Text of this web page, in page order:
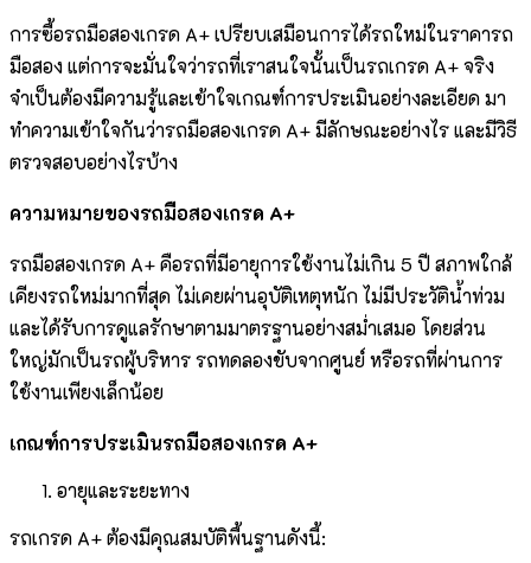
การซื้อรถมือสองเกรด A+ เปรียบเสมือนการได้รถใหม่ในราคารถ
มือสอง แต่การจะมั่นใจว่ารถที่เราสนใจนั้นเป็นรถเกรด A+ จริง
จำเป็นต้องมีความรู้และเข้าใจเกณฑ์การประเมินอย่างละเอียด มา
ทำความเข้าใจกันว่ารถมือสองเกรด A+ มีลักษณะอย่างไร และมีวิธี
ตรวจสอบอย่างไรบ้าง
ความหมายของรถมือสองเกรด A+
รถมือสองเกรด A+ คือรถที่มีอายุการใช้งานไม่เกิน 5 ปี สภาพใกล้
เคียงรถใหม่มากที่สุด ไม่เคยผ่านอุบัติเหตุหนัก ไม่มีประวัติน้ำท่วม
และได้รับการดูแลรักษาตามมาตรฐานอย่างสม่ำเสมอ โดยส่วน
ใหญ่มักเป็นรถผู้บริหาร รถทดลองขับจากศูนย์ หรือรถที่ผ่านการ
ใช้งานเพียงเล็กน้อย
เกณฑ์การประเมินรถมือสองเกรด A+
อายุและระยะทาง
รถเกรด A+ ต้องมีคุณสมบัติพื้นฐานดังนี้: